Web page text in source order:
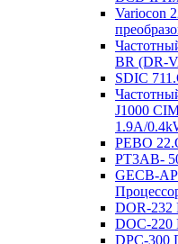
Variocon
BR (DR-
SDIC
J1000
1.9A/
PEBO
РТ3АВ-
GECB-
DOR-232
DOC-220
DPC-300